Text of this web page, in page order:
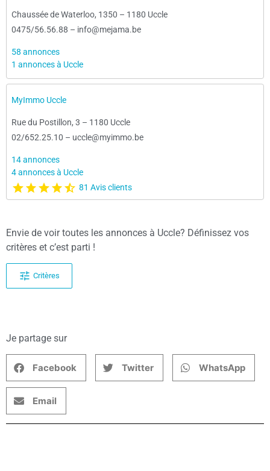
Chaussée de Waterloo, 1350 – 1180 Uccle
0475/56.56.88 – info@mejama.be
58 annonces
1 annonces à Uccle
MyImmo Uccle
Rue du Postillon, 3 – 1180 Uccle
02/652.25.10 – uccle@myimmo.be
14 annonces
4 annonces à Uccle
81 Avis clients
Envie de voir toutes les annonces à Uccle? Définissez vos
critères et c’est parti !
Critères
Je partage sur
Facebook Twitter WhatsApp
Email